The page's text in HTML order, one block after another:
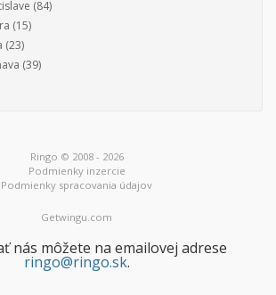
(84)
(15)
(23)
(39)
Ringo © 2008 - 2026
Podmienky inzercie
Podmienky spracovania údajov
Getwingu.com
nás môžete na emailovej adrese
ringo@ringo.sk.